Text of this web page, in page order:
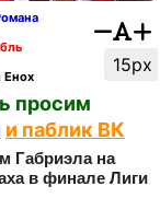
15px
Енох
просим
и паблик ВК
Габриэла на
в финале Лиги